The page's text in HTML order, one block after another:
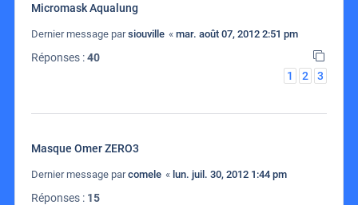
Micromask Aqualung
Dernier message parsiouville « mar. août 07, 2012 2:51 pm
Réponses :40
1
2 3
Masque Omer ZERO3
Dernier message parcomele « lun. juil. 30, 2012 1:44 pm
Réponses : 15